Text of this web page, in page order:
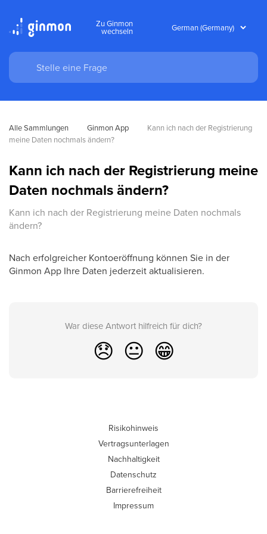
Zu Ginmon
wechseln
Alle Sammlungen Ginmon App
Kann ich nach der Registrierung
meine Daten nochmals ändern?
Kann ich nach der Registrierung meine
Daten nochmals ändern?
Kann ich nach der Registrierung meine Daten nochmals
ändern?
Nach erfolgreicher Kontoeröffnung können Sie in der
Ginmon App Ihre Daten jederzeit aktualisieren.
War diese Antwort hilfreich für dich?
😞 😐 😁
Risikohinweis
Vertragsunterlagen
Nachhaltigkeit
Datenschutz
Barrierefreiheit
Impressum